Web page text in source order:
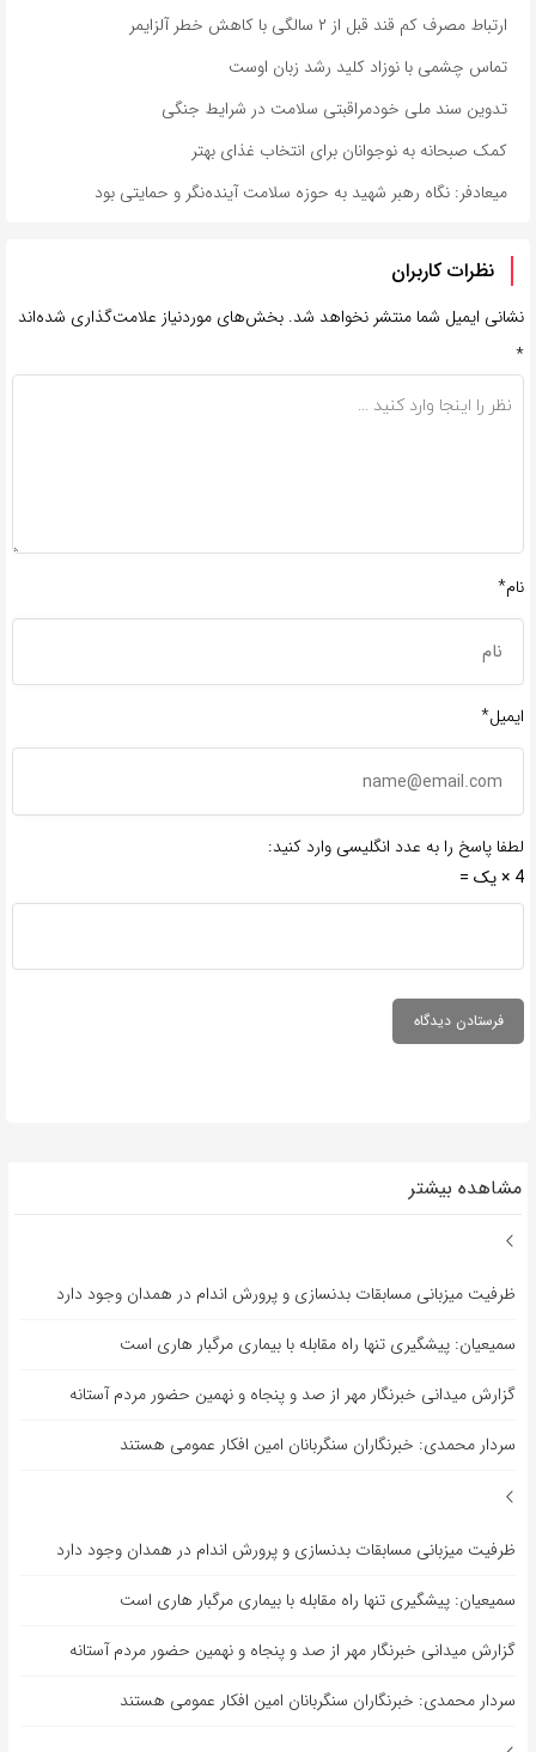
ارتباط مصرف کم قند قبل از ۲ سالگی با کاهش خطر آلزایمر
تماس چشمی با نوزاد کلید رشد زبان اوست
تدوین سند ملی خودمراقبتی سلامت در شرایط جنگی
کمک صبحانه به نوجوانان برای انتخاب غذای بهتر
میعادفر: نگاه رهبر شهید به حوزه سلامت آینده‌نگر و حمایتی بود
نظرات کاربران
نشانی ایمیل شما منتشر نخواهد شد. بخش‌های موردنیاز علامت‌گذاری شده‌اند
*
نام*
ایمیل*
لطفا پاسخ را به عدد انگلیسی وارد کنید:
4 × یک =
مشاهده بیشتر
ظرفیت میزبانی مسابقات بدنسازی و پرورش اندام در همدان وجود دارد
سمیعیان: پیشگیری تنها راه مقابله با بیماری مرگبار هاری است
گزارش میدانی خبرنگار مهر از صد و پنجاه و نهمین حضور مردم آستانه
سردار محمدی: خبرنگاران سنگربانان امین افکار عمومی هستند
ظرفیت میزبانی مسابقات بدنسازی و پرورش اندام در همدان وجود دارد
سمیعیان: پیشگیری تنها راه مقابله با بیماری مرگبار هاری است
گزارش میدانی خبرنگار مهر از صد و پنجاه و نهمین حضور مردم آستانه
سردار محمدی: خبرنگاران سنگربانان امین افکار عمومی هستند